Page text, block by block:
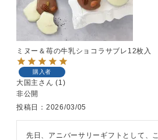
ミヌー＆苺の牛乳ショコラサブレ12枚入
購入者
大国主
1
非公開
投稿日
2026/03/05
先日、アニバーサリーギフトとして、